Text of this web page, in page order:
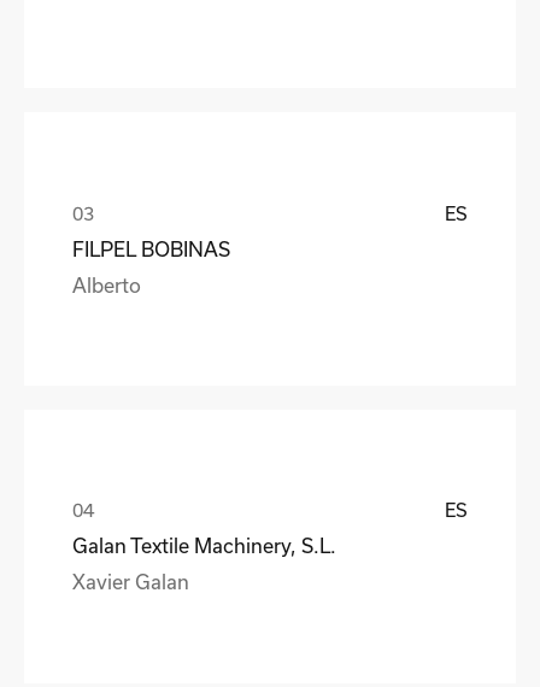
ES
FILPEL BOBINAS
Alberto
ES
Galan Textile Machinery, S.L.
Xavier Galan